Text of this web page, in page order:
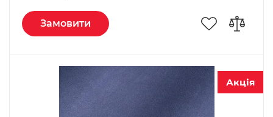
Замовити
Акція